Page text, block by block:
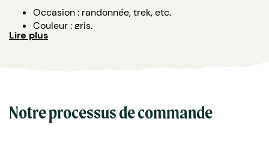
Occasion : randonnée, trek, etc.
Couleur : gris.
Plusieurs tailles disponibles.
Lire plus
Notre processus de commande